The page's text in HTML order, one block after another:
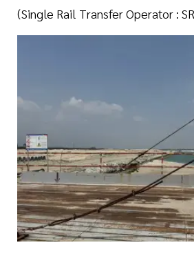
(Single Rail Transfer Operator :